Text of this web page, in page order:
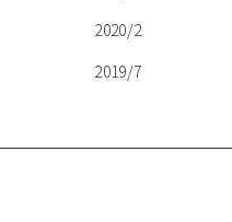
2020/2
2019/7